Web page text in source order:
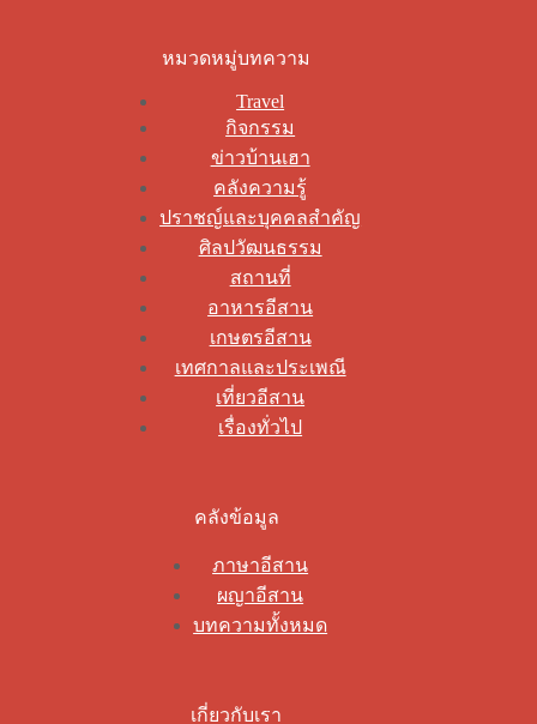
หมวดหมู่บทความ
Travel
กิจกรรม
ข่าวบ้านเฮา
คลังความรู้
ปราชญ์และบุคคลสำคัญ
ศิลปวัฒนธรรม
สถานที่
อาหารอีสาน
เกษตรอีสาน
เทศกาลและประเพณี
เที่ยวอีสาน
เรื่องทั่วไป
คลังข้อมูล
ภาษาอีสาน
ผญาอีสาน
บทความทั้งหมด
เกี่ยวกับเรา